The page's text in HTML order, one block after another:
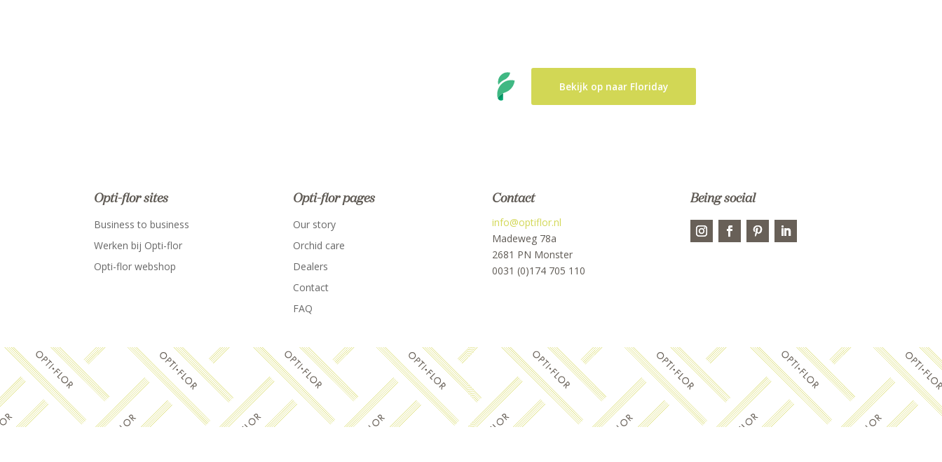
Bekijk op naar Floriday
Opti-flor sites
Business to business
Werken bij Opti-flor
Opti-flor webshop
Opti-flor pages
Our story
Orchid care
Dealers
Contact
FAQ
Contact
info@optiflor.nl
Madeweg 78a
2681 PN Monster
0031 (0)174 705 110
Being social